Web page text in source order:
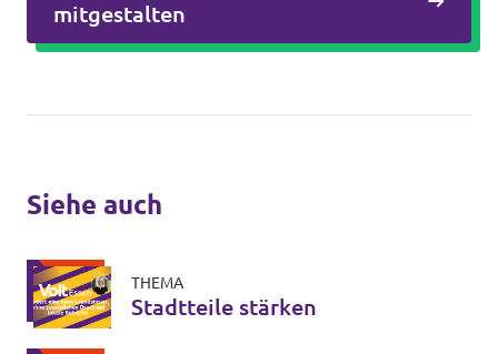
mitgestalten
Siehe auch
THEMA
Stadtteile stärken